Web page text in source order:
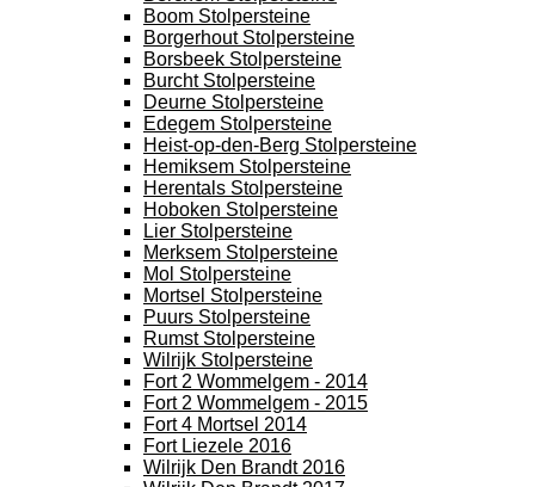
Boom Stolpersteine
Borgerhout Stolpersteine
Borsbeek Stolpersteine
Burcht Stolpersteine
Deurne Stolpersteine
Edegem Stolpersteine
Heist-op-den-Berg Stolpersteine
Hemiksem Stolpersteine
Herentals Stolpersteine
Hoboken Stolpersteine
Lier Stolpersteine
Merksem Stolpersteine
Mol Stolpersteine
Mortsel Stolpersteine
Puurs Stolpersteine
Rumst Stolpersteine
Wilrijk Stolpersteine
Fort 2 Wommelgem - 2014
Fort 2 Wommelgem - 2015
Fort 4 Mortsel 2014
Fort Liezele 2016
Wilrijk Den Brandt 2016